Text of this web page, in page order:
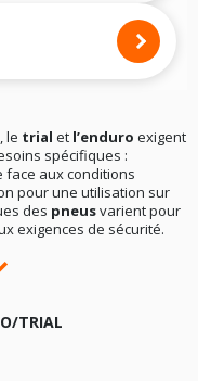
, le trial et l’enduro exigent
spécifiques :
aux conditions
pour une utilisation sur
des pneusvarient pour
exigences de sécurité.
POUR UNE
par leurs
pour offrir une
accidentés. Toutefois,
TRIAL